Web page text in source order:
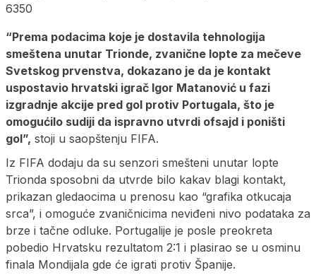
6350
“Prema podacima koje je dostavila tehnologija
smeštena unutar Trionde, zvanične lopte za mečeve
Svetskog prvenstva, dokazano je da je kontakt
uspostavio hrvatski igrač Igor Matanović u fazi
izgradnje akcije pred gol protiv Portugala, što je
omogućilo sudiji da ispravno utvrdi ofsajd i poništi
gol”, stoji u saopštenju FIFA.
Iz FIFA dodaju da su senzori smešteni unutar lopte
Trionda sposobni da utvrde bilo kakav blagi kontakt,
prikazan gledaocima u prenosu kao “grafika otkucaja
srca”, i omoguće zvaničnicima neviđeni nivo podataka za
brze i tačne odluke. Portugalije je posle preokreta
pobedio Hrvatsku rezultatom 2:1 i plasirao se u osminu
finala Mondijala gde će igrati protiv Španije.